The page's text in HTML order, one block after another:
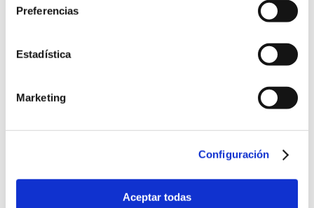
Preferencias
Estadística
Marketing
Configuración
Aceptar todas
una serie de ámbitos de actuación, entre los que se
optimización de los procesos de fabricación
y servicios, el impulso de la economía circular y, en ...